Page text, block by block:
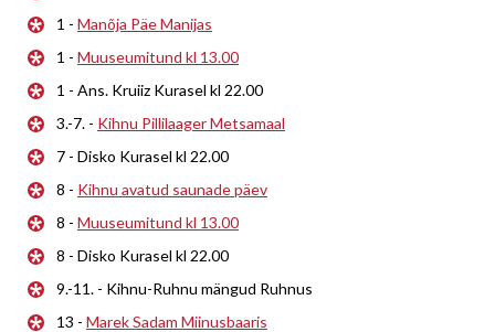
1 - Manõja Päe Manijas
1 - Muuseumitund kl 13.00
1 - Ans. Kruiiz Kurasel kl 22.00
3.-7. - Kihnu Pillilaager Metsamaal
7 - Disko Kurasel kl 22.00
8 - Kihnu avatud saunade päev
8 - Muuseumitund kl 13.00
8 - Disko Kurasel kl 22.00
9.-11. - Kihnu-Ruhnu mängud Ruhnus
13 - Marek Sadam Miinusbaaris